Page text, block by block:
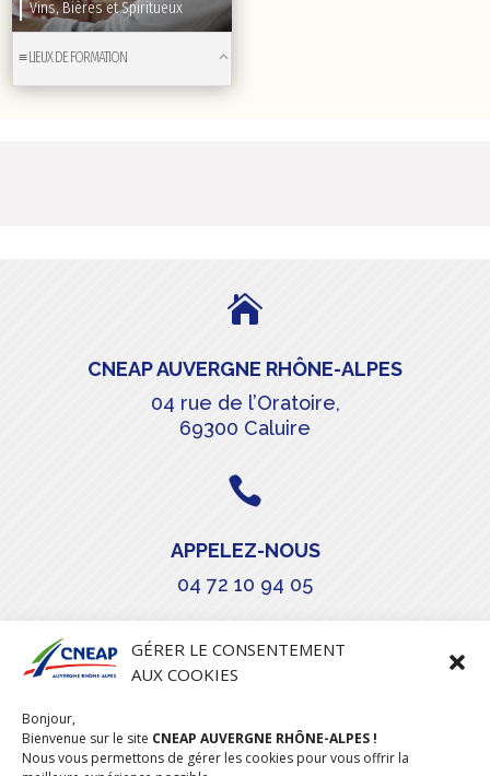
GÉRER LE CONSENTEMENT
AUX COOKIES
Bonjour,
Bienvenue sur le site CNEAP AUVERGNE RHÔNE-ALPES !
Nous vous permettons de gérer les cookies pour vous offrir la
Vins, Bières et Spiritueux
≡ LIEUX DE FORMATION

CNEAP AUVERGNE RHÔNE-ALPES
04 rue de l’Oratoire,
69300 Caluire

APPELEZ-NOUS
04 72 10 94 05

stephanie.maillot@cneap.fr